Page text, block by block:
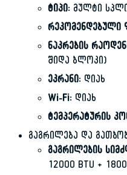
ტიპი:მულტი
რეკომენდებული
ნაკრების
შიდა ბლოკი)
ეკრანი:დიახ
Wi-Fi:დიახ
ტემპერატურის
გაგრილება და
გაგრილების
12000 BTU +